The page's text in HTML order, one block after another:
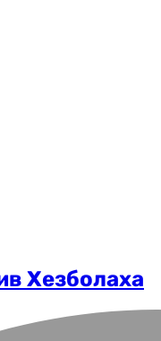
Хезболаха